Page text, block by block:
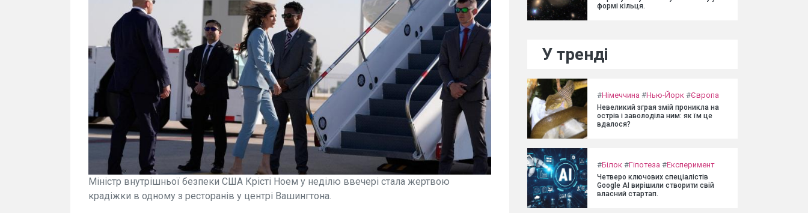
Міністр внутрішньої безпеки США Крісті Ноем у неділю ввечері стала жертвою
крадіжки в одному з ресторанів у центрі Вашингтона.
формі кільця.
У тренді
#Німеччина #Нью-Йорк #Європа
Невеликий зграя змій проникла на
острів і заволоділа ним: як їм це
вдалося?
#Білок #Гіпотеза #Експеримент
Четверо ключових спеціалістів
Google AI вирішили створити свій
власний стартап.